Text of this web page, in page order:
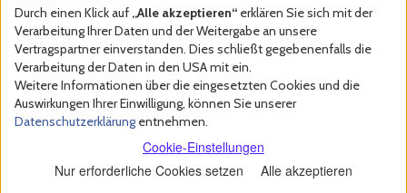
Durch einen Klick auf „Alle akzeptieren“ erklären Sie sich mit der
Verarbeitung Ihrer Daten und der Weitergabe an unsere
Vertragspartner einverstanden. Dies schließt gegebenenfalls die
Verarbeitung der Daten in den USA mit ein.
Weitere Informationen über die eingesetzten Cookies und die
Auswirkungen Ihrer Einwilligung, können Sie unserer
Datenschutzerklärung entnehmen.
Cookie-Einstellungen
Nur erforderliche Cookies setzen
Alle akzeptieren